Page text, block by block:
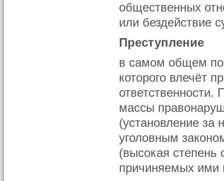
общественных
или бездействие
Преступление
в самом общем
которого влечёт
массы
(установление за
уголовным
(высокая степень
причиняемых ими